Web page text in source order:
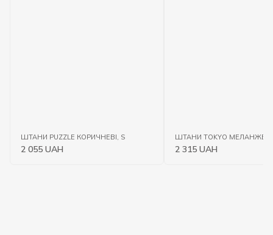
ШТАНИ PUZZLE КОРИЧНЕВІ, S
2 055 UAH
ШТАНИ TOKYO
2 315 UAH